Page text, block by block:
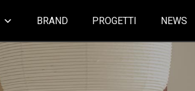
BRAND PROGETTI NEWS